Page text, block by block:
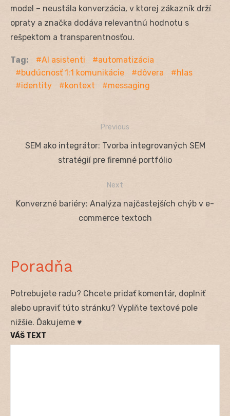
model – neustála konverzácia, v ktorej zákazník drží
opraty a značka dodáva relevantnú hodnotu s
rešpektom a transparentnosťou.
Tag: AI asistenti
automatizácia
budúcnosť 1:1 komunikácie
dôvera
hlas
identity
kontext messaging
Navigácia
Previous
Previous
SEM ako integrátor: Tvorba integrovaných SEM
stratégií pre firemné portfólio
Next
Next
Konverzné bariéry: Analýza najčastejších chýb v e-
commerce textoch
Poradňa
Potrebujete radu? Chcete pridať komentár, doplniť
alebo upraviť túto stránku? Vyplňte textové pole
nižšie. Ďakujeme ♥
VÁŠ TEXT